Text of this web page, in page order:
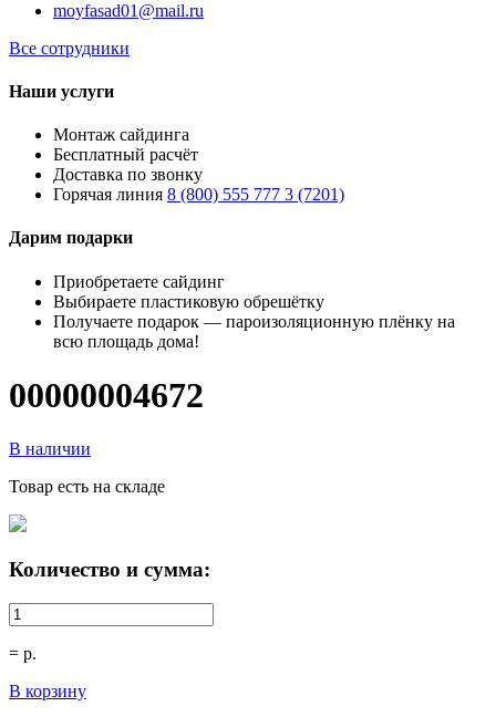
moyfasad01@mail.ru
Все сотрудники
Наши услуги
Монтаж сайдинга
Бесплатный расчёт
Доставка по звонку
Горячая линия 8 (800) 555 777 3 (7201)
Дарим подарки
Приобретаете сайдинг
Выбираете пластиковую обрешётку
Получаете подарок — пароизоляционную плёнку на
всю площадь дома!
00000004672
В наличии
Товар есть на складе
Количество и сумма:
= р.
В корзину